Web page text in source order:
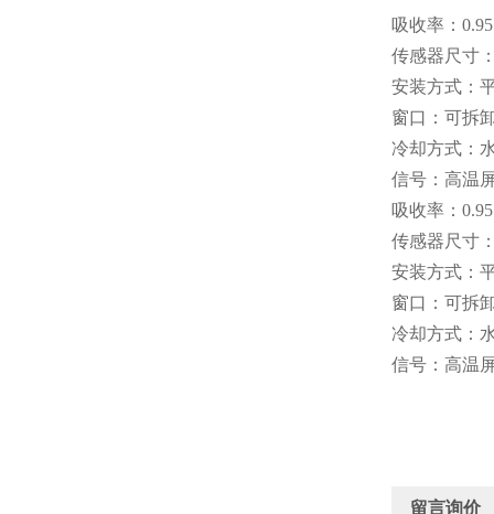
吸收率：0.95
传感器尺寸
安装方式：
窗口：可拆
冷却方式：
信号：高温
吸收率：0.95
传感器尺寸
安装方式：
窗口：可拆
冷却方式：
信号：高温
留言询价